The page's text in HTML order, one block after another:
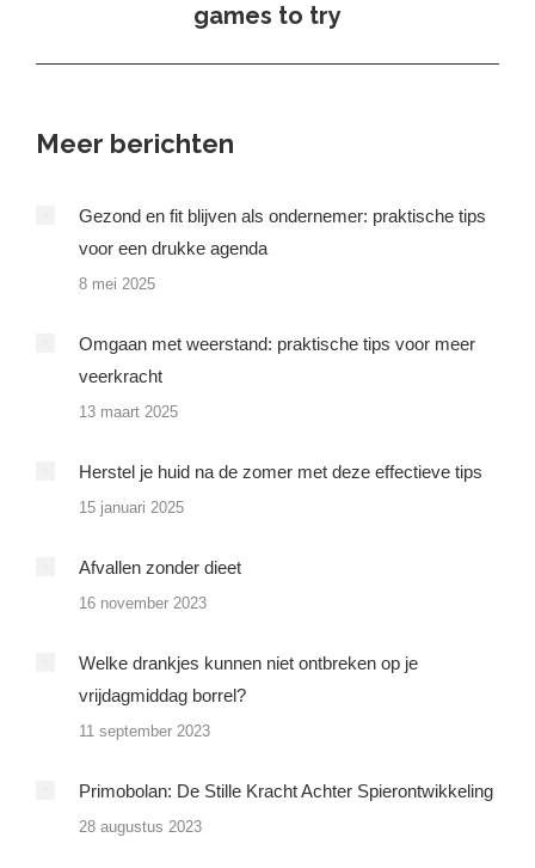
bericht
games to try
Meer berichten
Gezond en fit blijven als ondernemer: praktische tips
voor een drukke agenda
8 mei 2025
Omgaan met weerstand: praktische tips voor meer
veerkracht
13 maart 2025
Herstel je huid na de zomer met deze effectieve tips
15 januari 2025
Afvallen zonder dieet
16 november 2023
Welke drankjes kunnen niet ontbreken op je
vrijdagmiddag borrel?
11 september 2023
Primobolan: De Stille Kracht Achter Spierontwikkeling
28 augustus 2023